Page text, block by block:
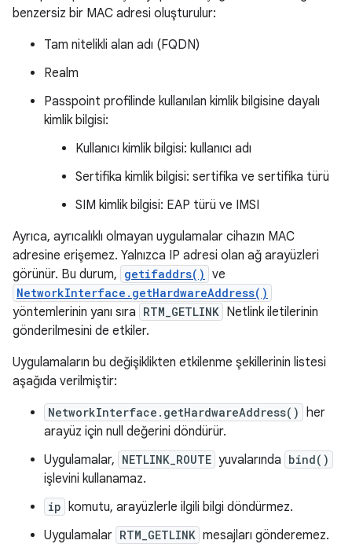
benzersiz bir MAC adresi oluşturulur:
Tam nitelikli alan adı (FQDN)
Realm
Passpoint profilinde kullanılan kimlik bilgisine dayalı
kimlik bilgisi:
Kullanıcı kimlik bilgisi: kullanıcı adı
Sertifika kimlik bilgisi: sertifika ve sertifika türü
SIM kimlik bilgisi: EAP türü ve IMSI
Ayrıca, ayrıcalıklı olmayan uygulamalar cihazın MAC
adresine erişemez. Yalnızca IP adresi olan ağ arayüzleri
görünür. Bu durum, getifaddrs() ve
NetworkInterface.getHardwareAddress()
yöntemlerinin yanı sıra RTM_GETLINK Netlink iletilerinin
gönderilmesini de etkiler.
Uygulamaların bu değişiklikten etkilenme şekillerinin listesi
aşağıda verilmiştir:
NetworkInterface.getHardwareAddress() her
arayüz için null değerini döndürür.
Uygulamalar, NETLINK_ROUTE yuvalarında bind()
işlevini kullanamaz.
ip komutu, arayüzlerle ilgili bilgi döndürmez.
Uygulamalar RTM_GETLINK mesajları gönderemez.